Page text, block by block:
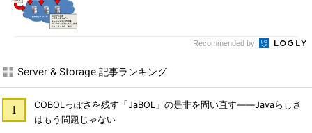
Recommended by
Server & Storage 記事ランキング
COBOLっぽさを残す「JaBOL」の是非を問い直す――Javaらしさ
はもう問題じゃない